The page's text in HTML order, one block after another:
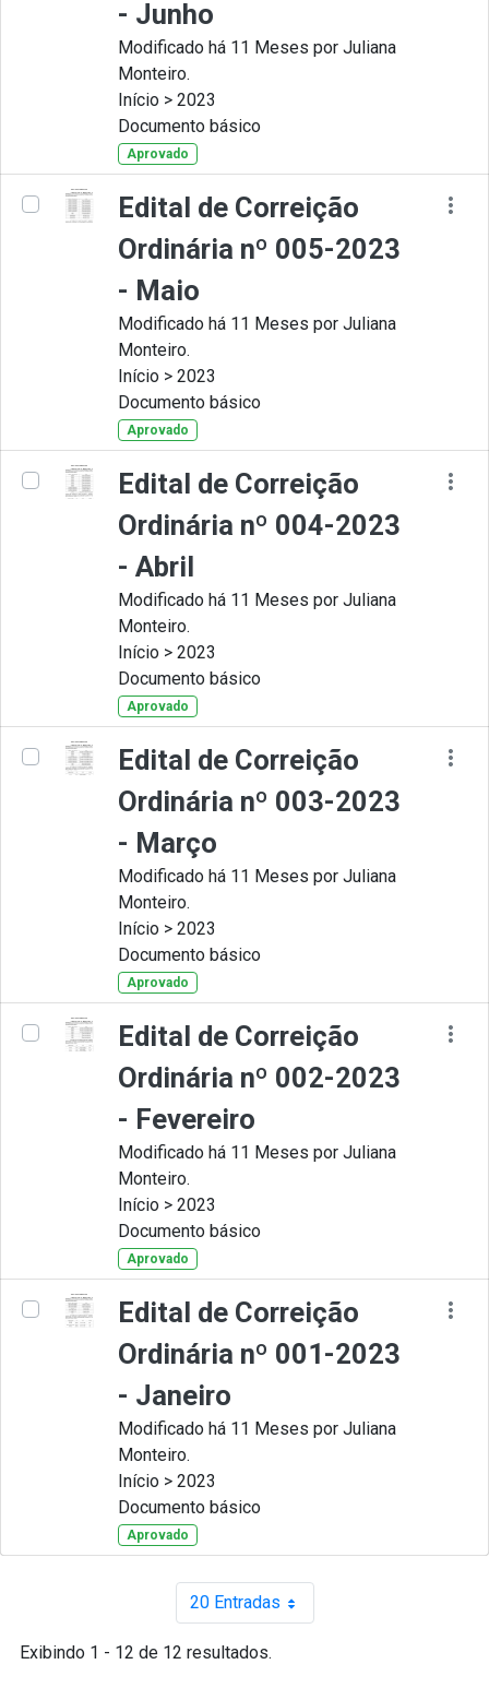
- Junho
Modificado há 11 Meses por Juliana
Monteiro.
Início > 2023
Documento básico
Aprovado
Edital de Correição
Ordinária nº 005-2023
- Maio
Modificado há 11 Meses por Juliana
Monteiro.
Início > 2023
Documento básico
Aprovado
Edital de Correição
Ordinária nº 004-2023
- Abril
Modificado há 11 Meses por Juliana
Monteiro.
Início > 2023
Documento básico
Aprovado
Edital de Correição
Ordinária nº 003-2023
- Março
Modificado há 11 Meses por Juliana
Monteiro.
Início > 2023
Documento básico
Aprovado
Edital de Correição
Ordinária nº 002-2023
- Fevereiro
Modificado há 11 Meses por Juliana
Monteiro.
Início > 2023
Documento básico
Aprovado
Edital de Correição
Ordinária nº 001-2023
- Janeiro
Modificado há 11 Meses por Juliana
Monteiro.
Início > 2023
Documento básico
Aprovado
20 EntradasPor página
Exibindo 1 - 12 de 12 resultados.